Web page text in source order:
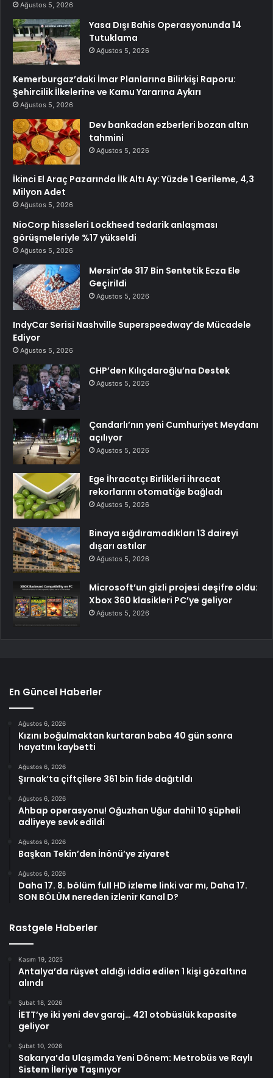
Ağustos 5, 2026
Yasa Dışı Bahis Operasyonunda 14
Tutuklama
Ağustos 5, 2026
Kemerburgaz’daki İmar Planlarına Bilirkişi Raporu:
Şehircilik İlkelerine ve Kamu Yararına Aykırı
Ağustos 5, 2026
Dev bankadan ezberleri bozan altın
tahmini
Ağustos 5, 2026
İkinci El Araç Pazarında İlk Altı Ay: Yüzde 1 Gerileme, 4,3
Milyon Adet
Ağustos 5, 2026
NioCorp hisseleri Lockheed tedarik anlaşması
görüşmeleriyle %17 yükseldi
Ağustos 5, 2026
Mersin’de 317 Bin Sentetik Ecza Ele
Geçirildi
Ağustos 5, 2026
IndyCar Serisi Nashville Superspeedway’de Mücadele
Ediyor
Ağustos 5, 2026
CHP’den Kılıçdaroğlu’na Destek
Ağustos 5, 2026
Çandarlı’nın yeni Cumhuriyet Meydanı
açılıyor
Ağustos 5, 2026
Ege İhracatçı Birlikleri ihracat
rekorlarını otomatiğe bağladı
Ağustos 5, 2026
Binaya sığdıramadıkları 13 daireyi
dışarı astılar
Ağustos 5, 2026
Microsoft’un gizli projesi deşifre oldu:
Xbox 360 klasikleri PC’ye geliyor
Ağustos 5, 2026
En Güncel Haberler
Ağustos 6, 2026
Kızını boğulmaktan kurtaran baba 40 gün sonra
hayatını kaybetti
Ağustos 6, 2026
Şırnak’ta çiftçilere 361 bin fide dağıtıldı
Ağustos 6, 2026
Ahbap operasyonu! Oğuzhan Uğur dahil 10 şüpheli
adliyeye sevk edildi
Ağustos 6, 2026
Başkan Tekin’den İnönü’ye ziyaret
Ağustos 6, 2026
Daha 17. 8. bölüm full HD izleme linki var mı, Daha 17.
SON BÖLÜM nereden izlenir Kanal D?
Rastgele Haberler
Kasım 19, 2025
Antalya’da rüşvet aldığı iddia edilen 1 kişi gözaltına
alındı
Şubat 18, 2026
İETT’ye iki yeni dev garaj… 421 otobüslük kapasite
geliyor
Şubat 10, 2026
Sakarya’da Ulaşımda Yeni Dönem: Metrobüs ve Raylı
Sistem İleriye Taşınıyor